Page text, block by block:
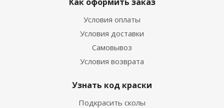
Условия оплаты
Условия доставки
Самовывоз
Условия возврата
Узнать код краски
Подкрасить сколы